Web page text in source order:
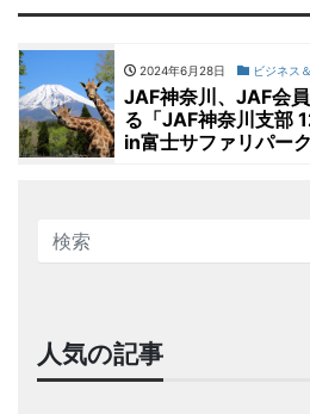
2024年6月28日 ビジネス
JAF神奈川、JAF会
る「JAF神奈川支部
in富士サファリパー
人気の記事